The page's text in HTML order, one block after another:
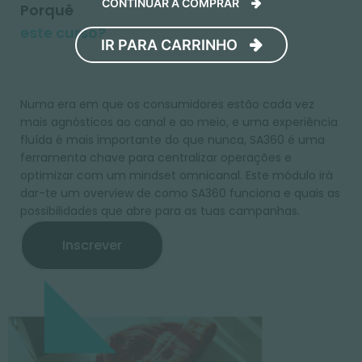
Porquê
este curso?
Numa era em que os consumidores estão cada vez
mais agnósticos ao canal e ao meio, e uma experiência
fluída é mais importante do que nunca, SA360 é uma
ferramenta chave para centralizar operações e
optimizar com um mindset omnicanal. Este módulo irá
dar-te um overview de como SA360 funciona e quais as
possibilidades que abre para as tuas campanhas.
Inscrever
CONTINUAR A COMPRAR
IR PARA CARRINHO